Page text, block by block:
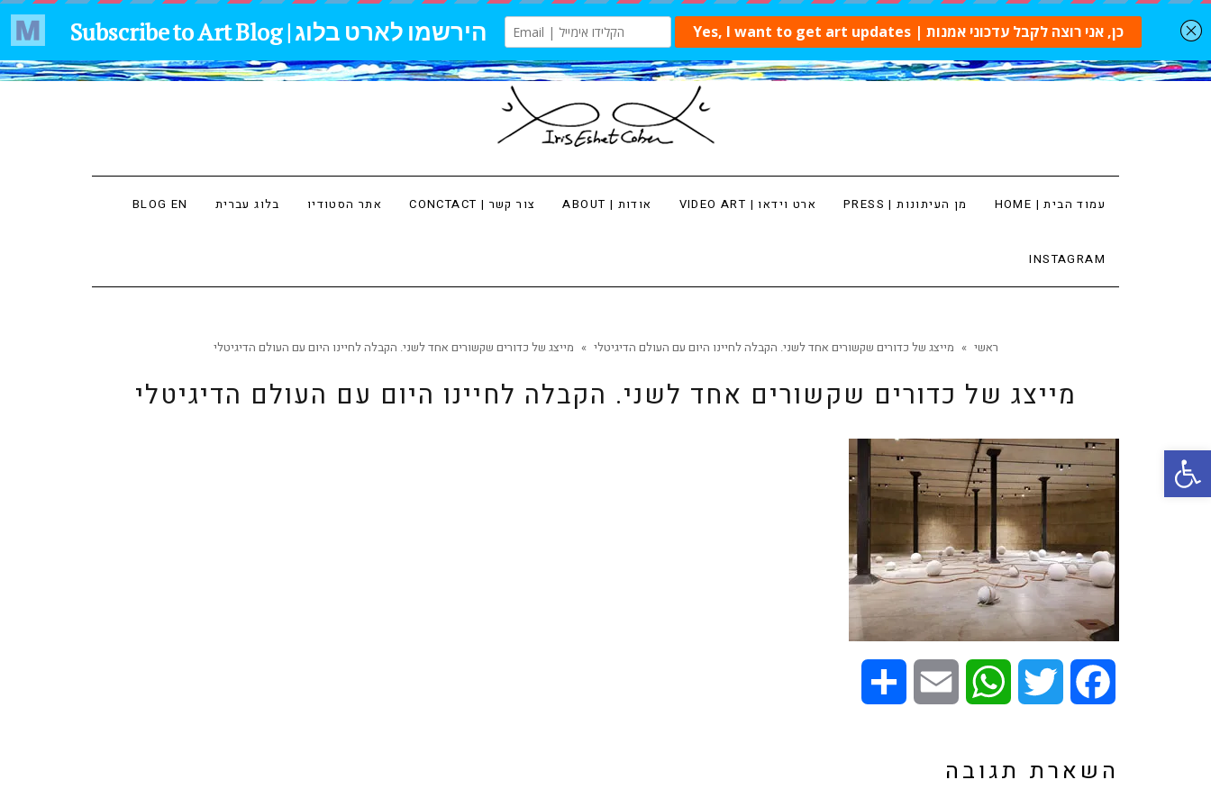
פתח סרגל נגישות
עמוד הבית | HOME מן העיתונות | PRESS ארט וידאו | VIDEO ART אודות | ABOUT צור קשר | CONCTACT אתר הסטודיו בלוג עברית BLOG EN
INSTAGRAM
ראשי » מייצג של כדורים שקשורים אחד לשני. הקבלה לחיינו היום עם העולם הדיגיטלי » מייצג של כדורים שקשורים אחד לשני. הקבלה לחיינו היום עם העולם הדיגיטלי
מייצג של כדורים שקשורים אחד לשני. הקבלה לחיינו היום עם העולם הדיגיטלי
Facebook
Twitter
WhatsApp
Email
השארת תגובה